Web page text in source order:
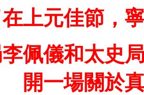
上元佳節，
佩儀和太史
開一場關於